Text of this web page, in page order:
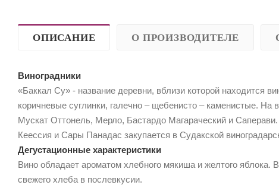
ОПИСАНИЕ О ПРОИЗВОДИТЕЛЕ
Виноградники
«Баккал Су» - название деревни, вблизи которой
коричневые суглинки, галечно – щебенисто – каменистые. На
Мускат Оттонель, Мерло, Бастардо Магараческий и
Кеессия и Сары Панадас закупается в Судакской
Дегустационные характеристики
Вино обладает ароматом хлебного мякиша и желтого
свежего хлеба в послевкусии.